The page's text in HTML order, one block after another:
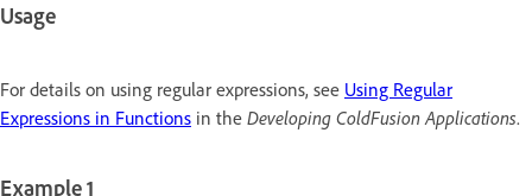
Usage
For details on using regular expressions, see Using Regular
Expressions in Functions in the Developing ColdFusion Applications.
Example 1